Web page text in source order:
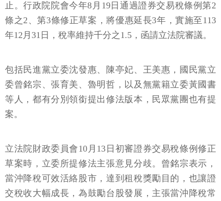
止。行政院院會今年8月19日通過證券交易稅條例第2
條之2、第3條修正草案，將優惠延長3年，實施至113
年12月31日，稅率維持千分之1.5，函請立法院審議。
包括民進黨立委沈發惠、陳亭妃、王美惠，國民黨立
委曾銘宗、張育美、魯明哲，以及無黨籍立委黃國書
等人，都有分別領銜提出修法版本，民眾黨團也有提
案。
立法院財政委員會10月13日初審證券交易稅條例修正
草案時，立委所提修法主張意見分歧。曾銘宗表示，
當沖降稅可效活絡股市，達到租稅獎勵目的，也讓證
交稅收大幅成長，為鼓勵台股發展，主張當沖降稅常